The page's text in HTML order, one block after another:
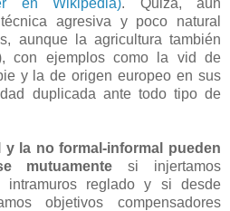
agresiva y poco natural
aunque la agricultura también
con ejemplos como la vid de
y la de origen europeo en sus
duplicada ante todo tipo de
y la no formal-informal pueden
mutuamentesi injertamos
intramuros reglado y si desde
objetivos compensadores